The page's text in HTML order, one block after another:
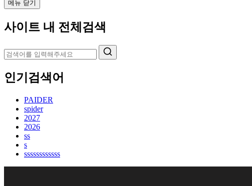
메뉴 닫기
사이트 내 전체검색
인기검색어
PAIDER
spider
2027
2026
ss
s
ssssssssssss